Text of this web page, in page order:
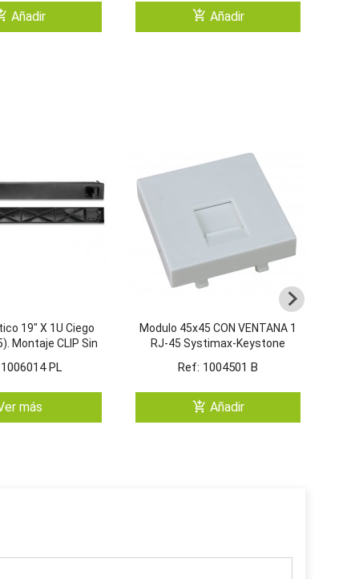
Añadir add_shopping_cart Añadir
19" X 1U Ciego
Montaje CLIP Sin
PL
más
Modulo 45x45 CON VENTANA 1
RJ-45 Systimax-Keystone
Ref: 1004501 B
add_shopping_cart Añadir